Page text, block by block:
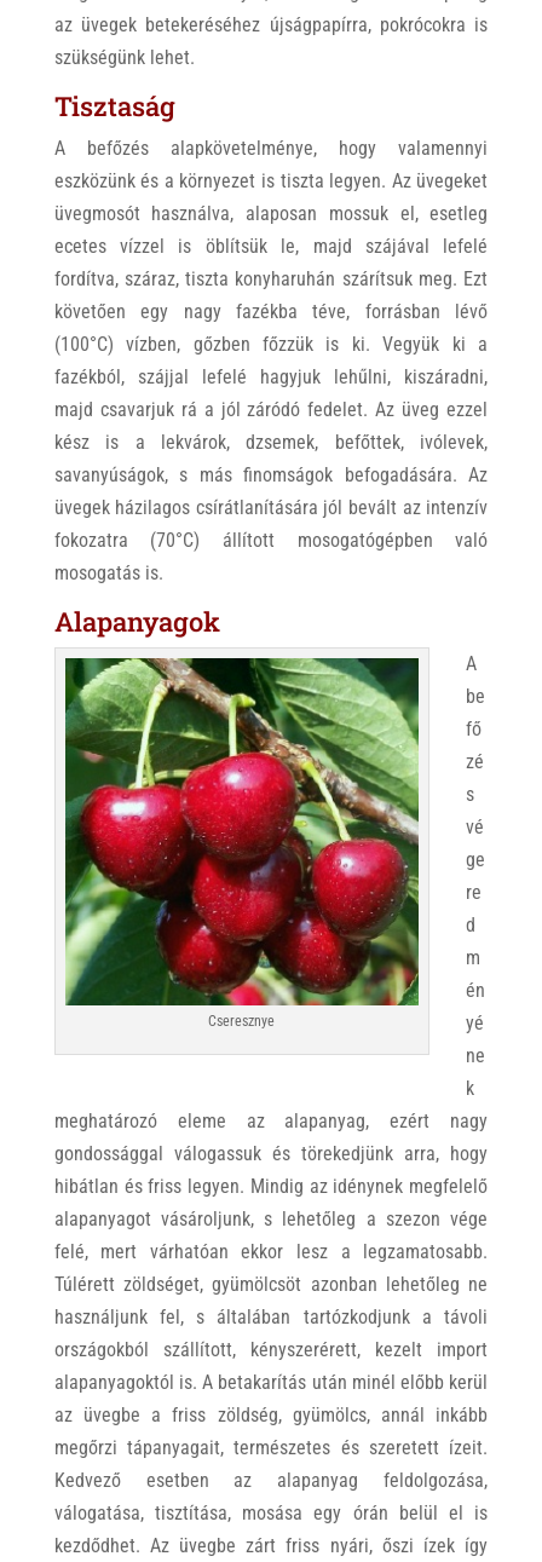
az üvegek betekeréséhez újságpapírra, pokrócokra is
szükségünk lehet.
Tisztaság
A befőzés alapkövetelménye, hogy valamennyi
eszközünk és a környezet is tiszta legyen. Az üvegeket
üvegmosót használva, alaposan mossuk el, esetleg
ecetes vízzel is öblítsük le, majd szájával lefelé
fordítva, száraz, tiszta konyharuhán szárítsuk meg. Ezt
követően egy nagy fazékba téve, forrásban lévő
(100°C) vízben, gőzben főzzük is ki. Vegyük ki a
fazékból, szájjal lefelé hagyjuk lehűlni, kiszáradni,
majd csavarjuk rá a jól záródó fedelet. Az üveg ezzel
kész is a lekvárok, dzsemek, befőttek, ivólevek,
savanyúságok, s más finomságok befogadására. Az
üvegek házilagos csírátlanítására jól bevált az intenzív
fokozatra (70°C) állított mosogatógépben való
mosogatás is.
Alapanyagok
Cseresznye
A
be
fő
zé
s
vé
ge
re
d
m
én
yé
ne
k
meghatározó eleme az alapanyag, ezért nagy
gondossággal válogassuk és törekedjünk arra, hogy
hibátlan és friss legyen. Mindig az idénynek megfelelő
alapanyagot vásároljunk, s lehetőleg a szezon vége
felé, mert várhatóan ekkor lesz a legzamatosabb.
Túlérett zöldséget, gyümölcsöt azonban lehetőleg ne
használjunk fel, s általában tartózkodjunk a távoli
országokból szállított, kényszerérett, kezelt import
alapanyagoktól is. A betakarítás után minél előbb kerül
az üvegbe a friss zöldség, gyümölcs, annál inkább
megőrzi tápanyagait, természetes és szeretett ízeit.
Kedvező esetben az alapanyag feldolgozása,
válogatása, tisztítása, mosása egy órán belül el is
kezdődhet. Az üvegbe zárt friss nyári, őszi ízek így